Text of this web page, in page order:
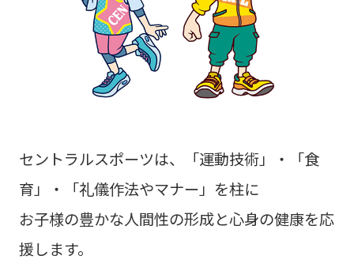
セントラルスポーツは、「運動技術」・「食
育」・「礼儀作法やマナー」を柱に
お子様の豊かな人間性の形成と心身の健康を応
援します。